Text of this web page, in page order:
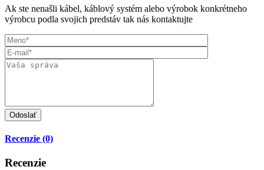
Ak ste nenašli kábel, káblový systém alebo výrobok konkrétneho
výrobcu podla svojich predstáv tak nás kontaktujte
Recenzie (0)
Recenzie